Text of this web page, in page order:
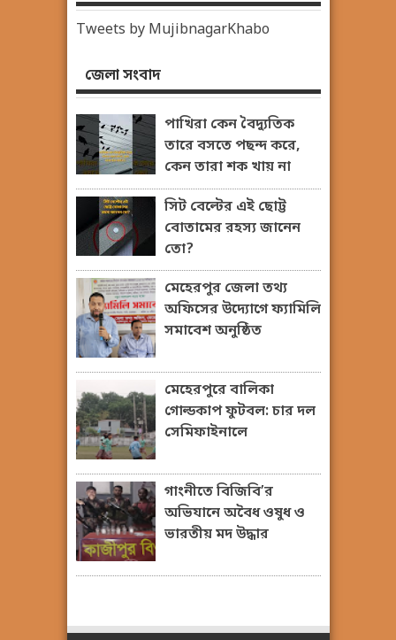
Tweets by MujibnagarKhabo
জেলা সংবাদ
পাখিরা কেন বৈদ্যুতিক
তারে বসতে পছন্দ করে,
কেন তারা শক খায় না
সিট বেল্টের এই ছোট্ট
বোতামের রহস্য জানেন
তো?
মেহেরপুর জেলা তথ্য
অফিসের উদ্যোগে ফ্যামিলি
সমাবেশ অনুষ্ঠিত
মেহেরপুরে বালিকা
গোল্ডকাপ ফুটবল: চার দল
সেমিফাইনালে
গাংনীতে বিজিবি’র
অভিযানে অবৈধ ওষুধ ও
ভারতীয় মদ উদ্ধার